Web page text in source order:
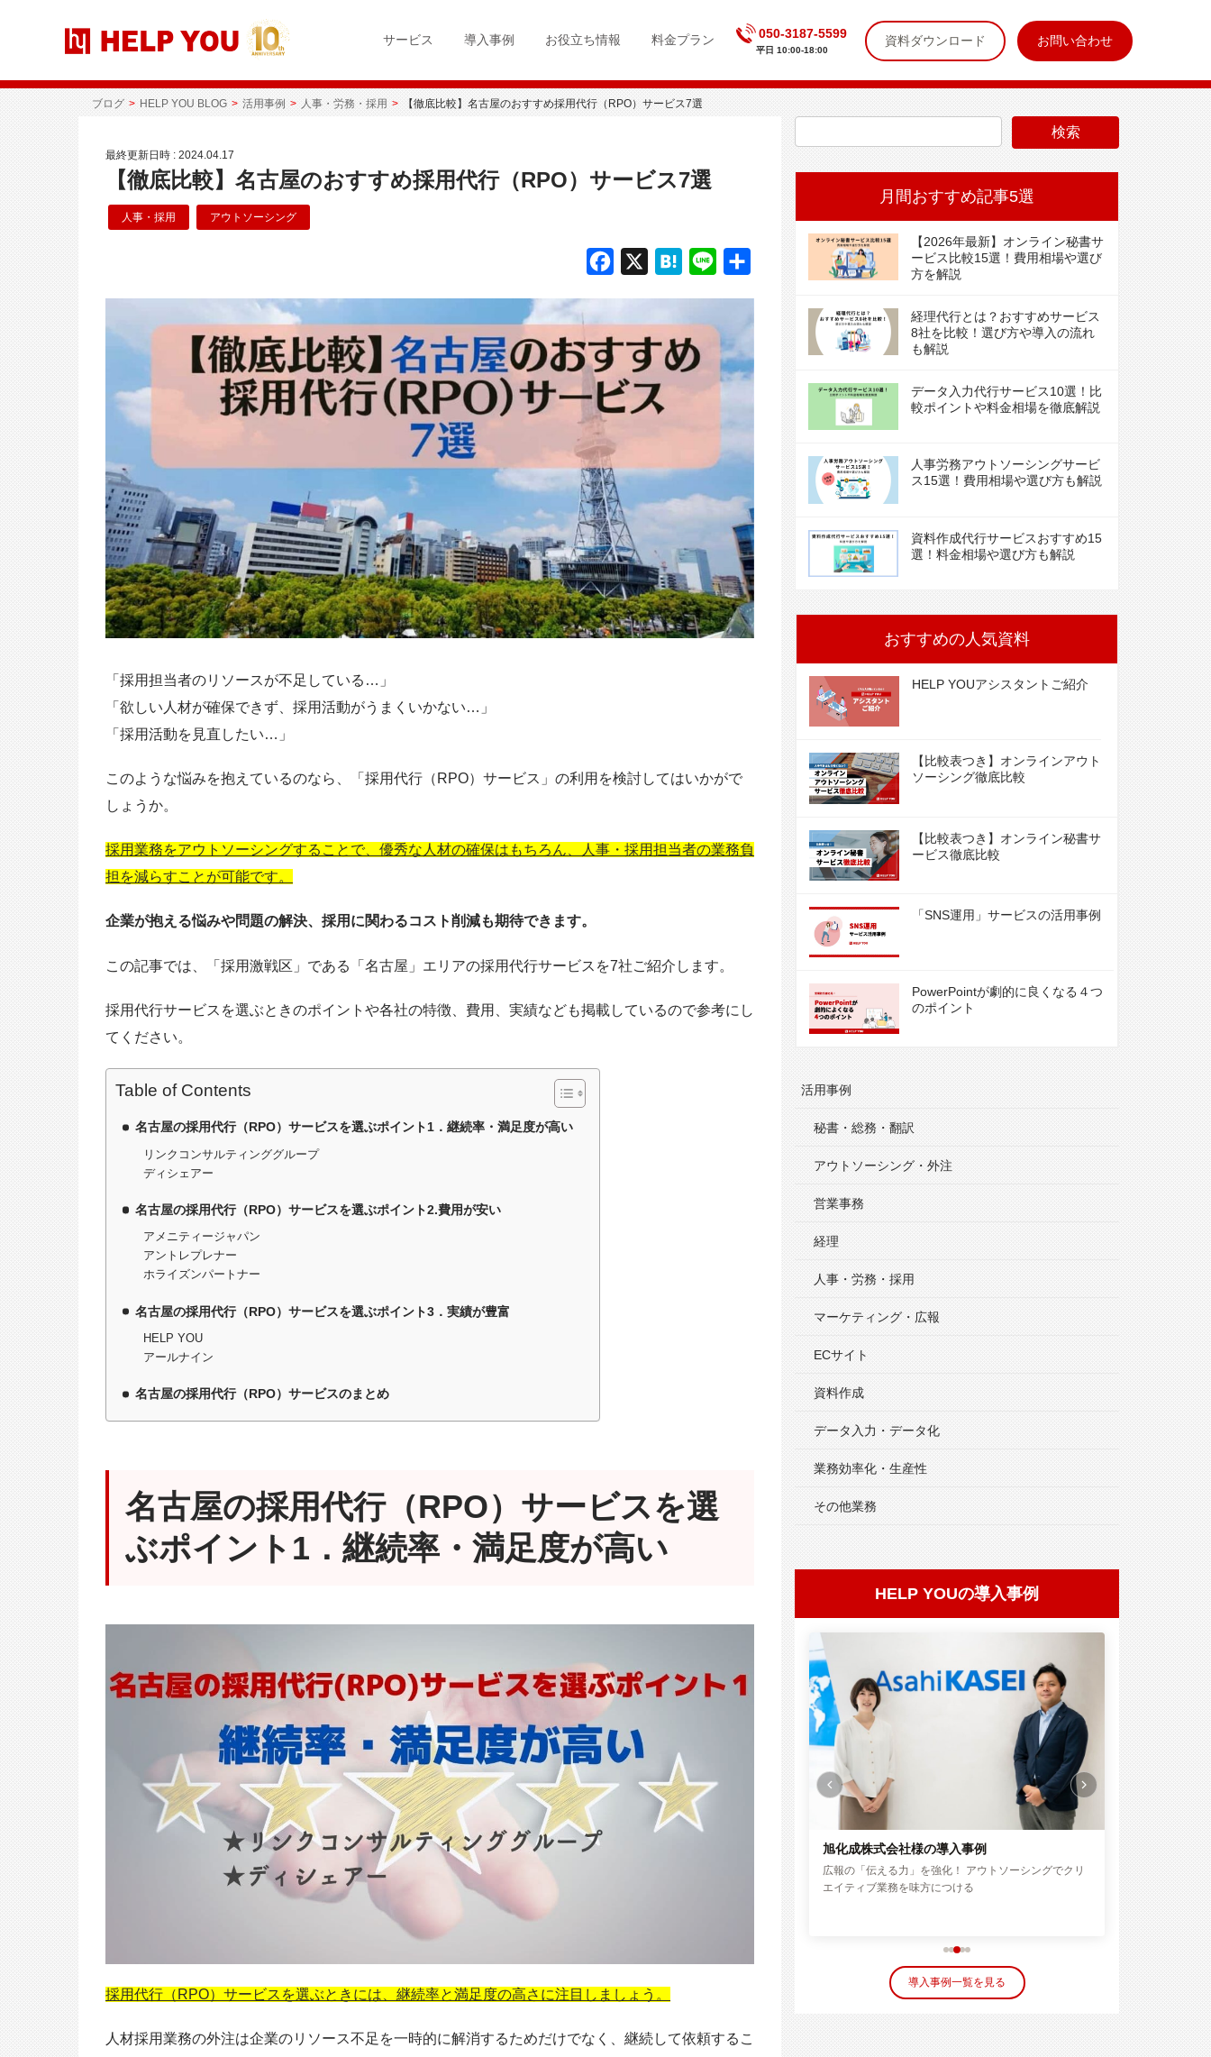
ツ
シ
サービス 導入事例 お役立ち情報 料金プラン 050-3187-5599
平日 10:00-18:00
資料ダウンロード お問い合わせ
ブログ HELP YOU BLOG 活用事例 人事・労務・採用 【徹底比較】名古屋のおすすめ採用代行（RPO）サービス7選
最終更新日時 : 2024.04.17
【徹底比較】名古屋のおすすめ採用代行（RPO）サービス7選
人事・採用 アウトソーシング
e
o
k
H
e
n
「採用担当者のリソースが不足している…」
「欲しい人材が確保できず、採用活動がうまくいかない…」
「採用活動を見直したい…」
このような悩みを抱えているのなら、「採用代行（RPO）サービス」の利用を検討してはいかがで
しょうか。
採用業務をアウトソーシングすることで、優秀な人材の確保はもちろん、人事・採用担当者の業務負
担を減らすことが可能です。
企業が抱える悩みや問題の解決、採用に関わるコスト削減も期待できます。
この記事では、「採用激戦区」である「名古屋」エリアの採用代行サービスを7社ご紹介します。
採用代行サービスを選ぶときのポイントや各社の特徴、費用、実績なども掲載しているので参考にし
てください。
Table of Contents
名古屋の採用代行（RPO）サービスを選ぶポイント1．継続率・満足度が高い
リンクコンサルティンググループ
ディシェアー
名古屋の採用代行（RPO）サービスを選ぶポイント2.費用が安い
アメニティージャパン
アントレプレナー
ホライズンパートナー
名古屋の採用代行（RPO）サービスを選ぶポイント3．実績が豊富
HELP YOU
アールナイン
名古屋の採用代行（RPO）サービスのまとめ
名古屋の採用代行（RPO）サービスを選
ぶポイント1．継続率・満足度が高い
採用代行（RPO）サービスを選ぶときには、継続率と満足度の高さに注目しましょう。
人材採用業務の外注は企業のリソース不足を一時的に解消するためだけでなく、継続して依頼するこ
月間おすすめ記事5選
【2026年最新】オンライン秘書サ
ービス比較15選！費用相場や選び
方を解説
経理代行とは？おすすめサービス
8社を比較！選び方や導入の流れ
も解説
データ入力代行サービス10選！比
較ポイントや料金相場を徹底解説
人事労務アウトソーシングサービ
ス15選！費用相場や選び方も解説
資料作成代行サービスおすすめ15
選！料金相場や選び方も解説
おすすめの人気資料
HELP YOUアシスタントご紹介
【比較表つき】オンラインアウト
ソーシング徹底比較
【比較表つき】オンライン秘書サ
ービス徹底比較
「SNS運用」サービスの活用事例
PowerPointが劇的に良くなる４つ
のポイント
活用事例
秘書・総務・翻訳
アウトソーシング・外注
営業事務
経理
人事・労務・採用
マーケティング・広報
ECサイト
資料作成
データ入力・データ化
業務効率化・生産性
その他業務
HELP YOUの導入事例
株式会社柴田屋ホールディングス様の導入事例
『これ、自動化できます？』相談ベースで提案から実
旭化成株式会社様の導入事例
広報の「伝える力」を強化！ アウトソーシングでクリ
株式会社ユニヴァ・ペイキャスト様の導入事例
コア業務の成果が2倍に！月465時間のノンコア業務を
導入事例一覧を見る